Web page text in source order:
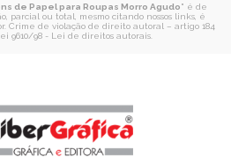
de Papel para Roupas Morro Agudo" é de
parcial ou total, mesmo citando nossos links, é
Crime de violação de direito autoral – artigo 184
9610/98 - Lei de direitos autorais.